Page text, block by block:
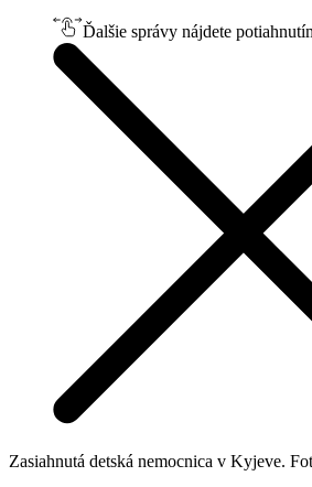
Ďalšie správy nájdete
Zasiahnutá detská nemocnica v Kyjeve.